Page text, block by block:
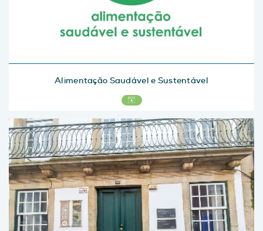
Alimentação Saudável e Sustentável